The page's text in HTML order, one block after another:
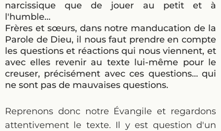
narcissique que de jouer au petit et à
l'humble…
Frères et sœurs, dans notre manducation de la
Parole de Dieu, il nous faut prendre en compte
les questions et réactions qui nous viennent, et
avec elles revenir au texte lui-même pour le
creuser, précisément avec ces questions… qui
ne sont pas de mauvaises questions.
Reprenons donc notre Évangile et regardons
attentivement le texte. Il y est question d'un